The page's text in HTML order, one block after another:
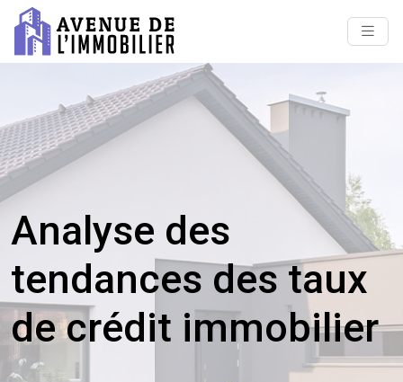
Analyse des
tendances des taux
de crédit immobilier